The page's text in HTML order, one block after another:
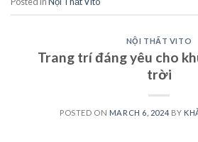
NỘI THẤT VITO
Trang trí đáng yêu cho
trời
POSTED ON MARCH 6, 2024 BY